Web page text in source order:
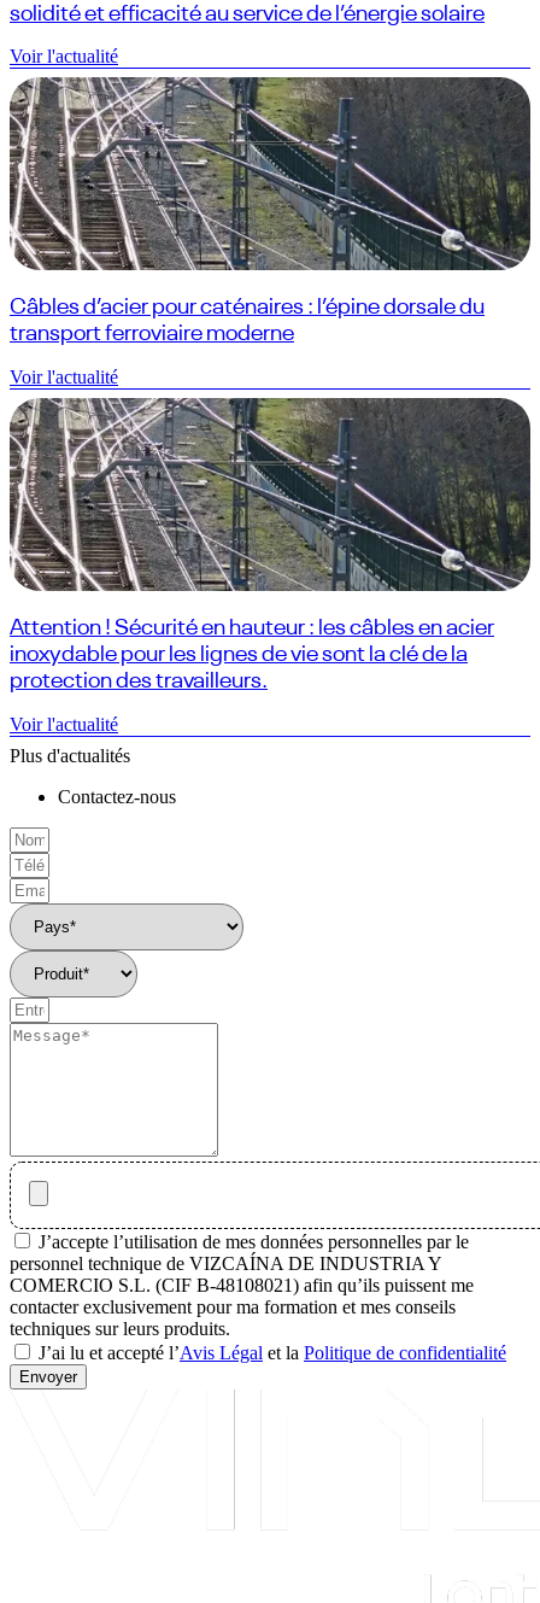
solidité et efficacité au service de l’énergie solaire
Voir l'actualité
Câbles d’acier pour caténaires : l’épine dorsale du
transport ferroviaire moderne
Voir l'actualité
Attention ! Sécurité en hauteur : les câbles en acier
inoxydable pour les lignes de vie sont la clé de la
protection des travailleurs.
Voir l'actualité
Plus d'actualités
Contactez-nous
J’accepte l’utilisation de mes données personnelles par le
personnel technique de VIZCAÍNA DE INDUSTRIA Y
COMERCIO S.L. (CIF B-48108021) afin qu’ils puissent me
contacter exclusivement pour ma formation et mes conseils
techniques sur leurs produits.
J’ai lu et accepté l’Avis Légal et la Politique de confidentialité
Envoyer